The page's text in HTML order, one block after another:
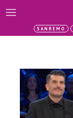
SANREMO